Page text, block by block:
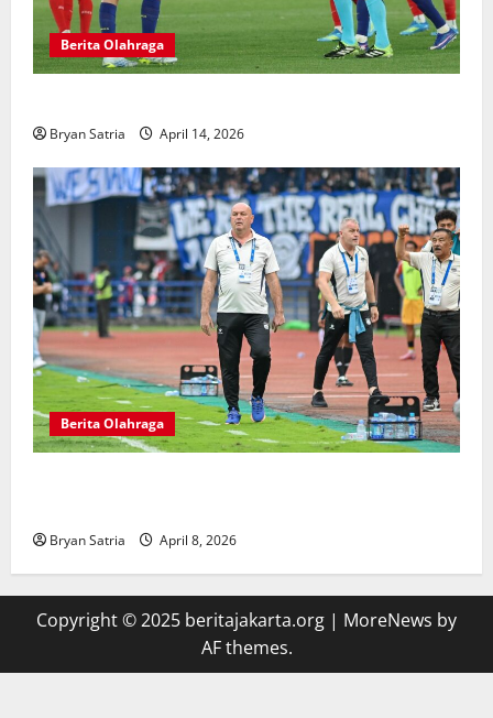
Berita Olahraga
Bryan Satria April 14, 2026
Berita Olahraga
Bryan Satria April 8, 2026
Copyright © 2025 beritajakarta.org | MoreNews by
AF themes.